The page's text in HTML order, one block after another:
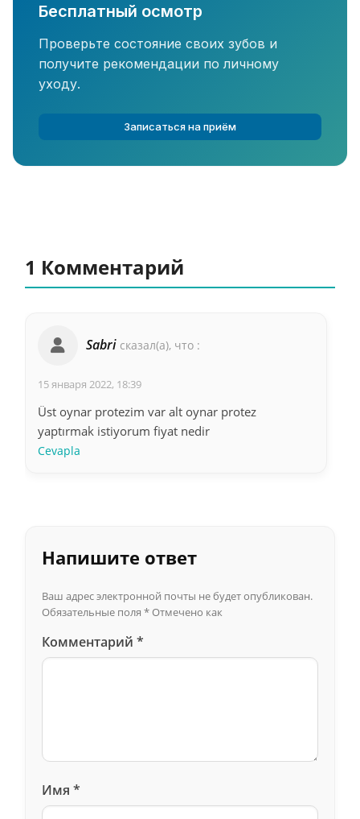
Бесплатный осмотр
Проверьте состояние своих зубов и
получите рекомендации по личному
уходу.
Записаться на приём
1 Комментарий
Sabri сказал(а), что :
15 января 2022, 18:39
Üst oynar protezim var alt oynar protez
yaptırmak istiyorum fiyat nedir
Cevapla
Напишите ответ
Ваш адрес электронной почты не будет опубликован.
Обязательные поля *Отмечено как
Комментарий *
Имя *